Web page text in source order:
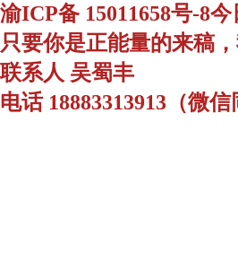
渝ICP备 15011658号-8
只要你是正能量的来稿
联系人 吴蜀丰
电话 18883313913（微信